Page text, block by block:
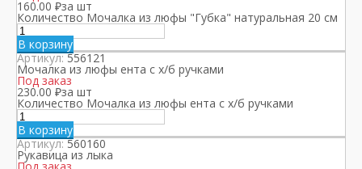
160.00 ₽за шт
Количество Мочалка из люфы "Губка" натуральная 20 см
В корзину
Артикул:556121
Мочалка из люфы ента с х/б ручками
Под заказ
230.00 ₽за шт
Количество Мочалка из люфы ента с х/б ручками
В корзину
Артикул:560160
Рукавица из лыка